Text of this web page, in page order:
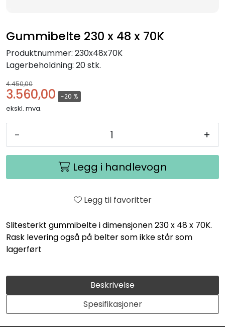
Gummibelte 230 x 48 x 70K
Produktnummer: 230x48x70K
Lagerbeholdning: 20 stk.
4.450,00
3.560,00 -20 %
ekskl. mva.
- +
Legg i handlevogn
Legg til favoritter
Slitesterkt gummibelte i dimensjonen 230 x 48 x 70K.
Rask levering også på belter som ikke står som
lagerført
Beskrivelse
Spesifikasjoner